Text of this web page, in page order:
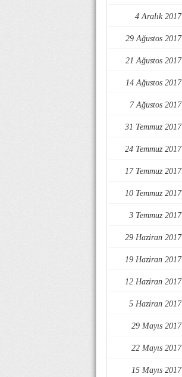
4 Aralık 2017
29 Ağustos 2017
21 Ağustos 2017
14 Ağustos 2017
7 Ağustos 2017
31 Temmuz 2017
24 Temmuz 2017
17 Temmuz 2017
10 Temmuz 2017
3 Temmuz 2017
29 Haziran 2017
19 Haziran 2017
12 Haziran 2017
5 Haziran 2017
29 Mayıs 2017
22 Mayıs 2017
15 Mayıs 2017